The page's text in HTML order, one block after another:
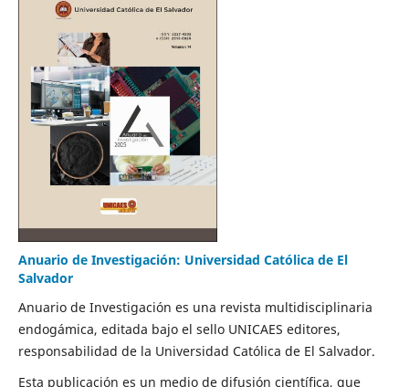
Anuario de Investigación: Universidad Católica de El
Salvador
Anuario de Investigación es una revista multidisciplinaria
endogámica, editada bajo el sello UNICAES editores,
responsabilidad de la Universidad Católica de El Salvador.
Esta publicación es un medio de difusión cientíﬁca, que